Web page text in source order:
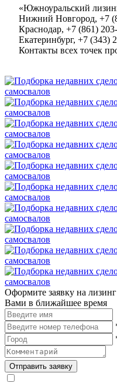
«Южноуральский
Нижний Новгород, +7
Краснодар, +7 (861)
Екатеринбург, +7 (343)
Контакты всех точек
Оформите заявку на лизинг
Вами в ближайшее время
Отправить заявку